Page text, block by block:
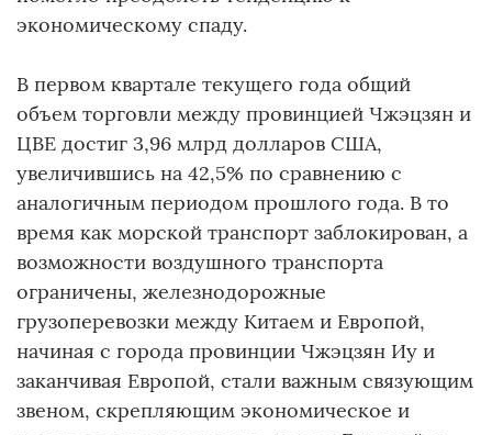
экономическому спаду.
В первом квартале текущего года общий
объем торговли между провинцией Чжэцзян и
ЦВЕ достиг 3,96 млрд долларов США,
увеличившись на 42,5% по сравнению с
аналогичным периодом прошлого года. В то
время как морской транспорт заблокирован, а
возможности воздушного транспорта
ограничены, железнодорожные
грузоперевозки между Китаем и Европой,
начиная с города провинции Чжэцзян Иу и
заканчивая Европой, стали важным связующим
звеном, скрепляющим экономическое и